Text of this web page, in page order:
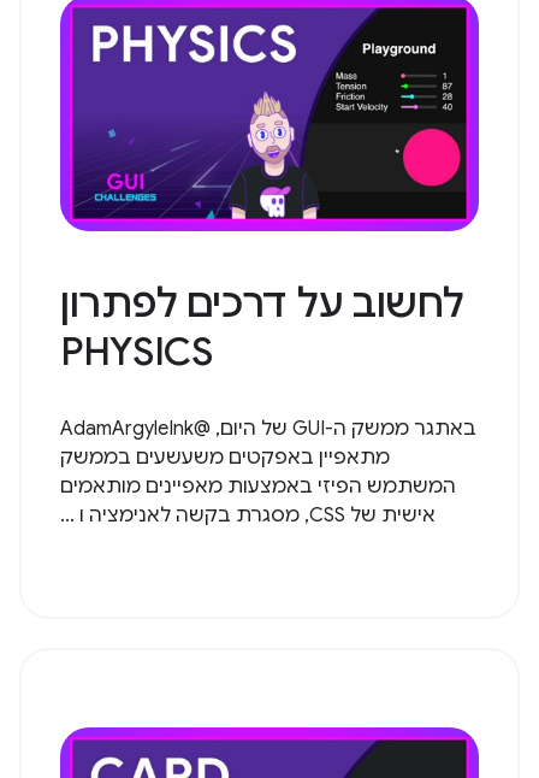
לחשוב על דרכים לפתרון
PHYSICS
באתגר ממשק ה-GUI של היום, @AdamArgyleInk
מתאפיין באפקטים משעשעים בממשק
המשתמש הפיזי באמצעות מאפיינים מותאמים
אישית של CSS, מסגרת בקשה לאנימציה ו ...